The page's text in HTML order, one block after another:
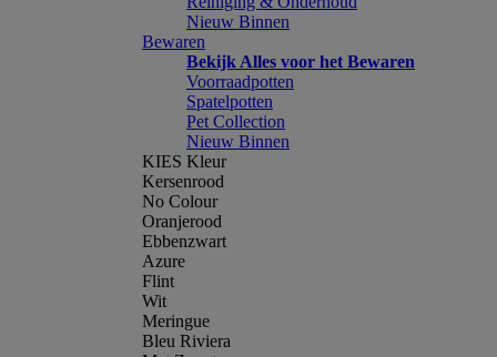
Nieuw Binnen
Bewaren
Bekijk Alles voor het Bewaren
Voorraadpotten
Spatelpotten
Pet Collection
Nieuw Binnen
KIES Kleur
Kersenrood
No Colour
Oranjerood
Ebbenzwart
Azure
Flint
Wit
Meringue
Bleu Riviera